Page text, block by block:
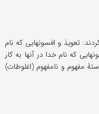
تعویذ و افسونهایی که نام
که نام خدا در آنها به کار
مفهوم و نامفهوم (اغلوطات)